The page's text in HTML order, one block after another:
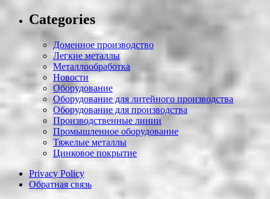
Categories
Доменное производство
Легкие металлы
Металлообработка
Новости
Оборудование
Оборудование для литейного производства
Оборудование для производства
Производственные линии
Промышленное оборудование
Тяжелые металлы
Цинковое покрытие
Privacy Policy
Обратная связь